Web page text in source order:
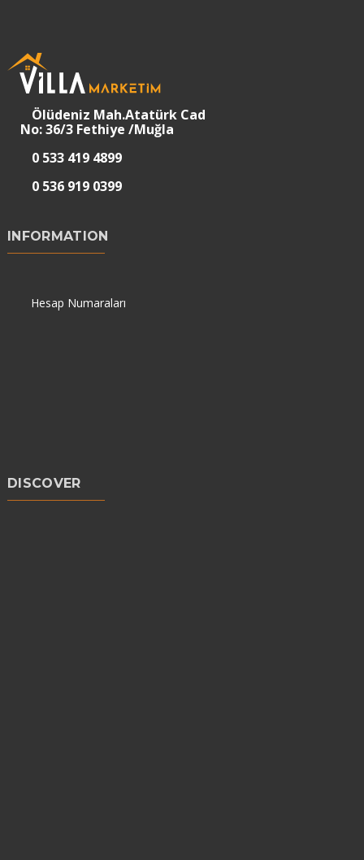
Ölüdeniz Mah.Atatürk Cad
No: 36/3 Fethiye /Muğla
0 533 419 4899
0 536 919 0399
INFORMATION
Hesap Numaraları
DISCOVER